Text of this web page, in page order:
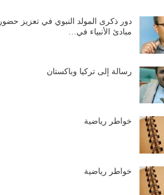
دور ذكرى المولد النبوي في تعزيز حضور
مبادئ الأنبياء في…
رسالة إلى تركيا وباكستان
خواطر رياضية
خواطر رياضية